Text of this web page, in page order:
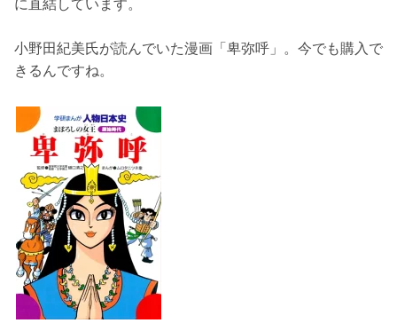
に直結しています。
小野田紀美氏が読んでいた漫画「卑弥呼」。今でも購入で
きるんですね。